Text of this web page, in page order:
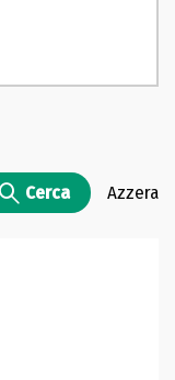
Cerca Azzera